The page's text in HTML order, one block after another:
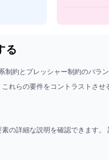
る
制約とプレッシャー制約のバラ
れらの要件をコントラストさ
の詳細な説明を確認できます。